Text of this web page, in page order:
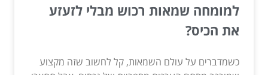
למומחה שמאות רכוש מבלי לזעזע
את הכיס?
כשמדברים על עולם השמאות, קל לחשוב שזה מקצוע